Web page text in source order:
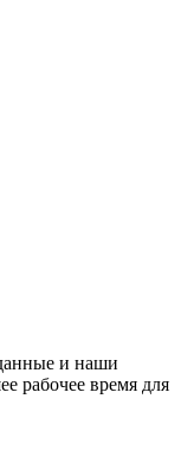
и наши
рабочее время для